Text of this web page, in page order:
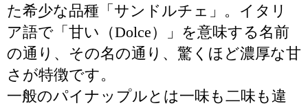
た希少な品種「サンドルチェ」。イタリ
ア語で「甘い（Dolce）」を意味する名前
の通り、その名の通り、驚くほど濃厚な甘
さが特徴です。
一般のパイナップルとは一味も二味も違